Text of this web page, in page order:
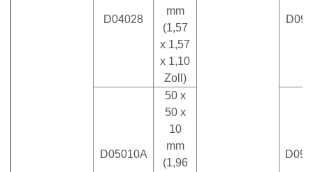
D04028
mm
(1,57
x 1,57
x 1,10
Zoll)
D05010A
50 x
50 x
10
mm
(1,96